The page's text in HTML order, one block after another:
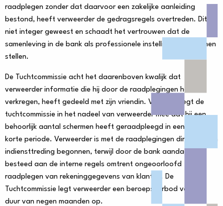
raadplegen zonder dat daarvoor een zakelijke aanleiding
bestond, heeft verweerder de gedragsregels overtreden. Dit is
niet integer geweest en schaadt het vertrouwen dat de
samenleving in de bank als professionele instelling moet kunnen
stellen.
De Tuchtcommissie acht het daarenboven kwalijk dat
verweerder informatie die hij door de raadplegingen heeft
verkregen, heeft gedeeld met zijn vriendin. Voorts weegt de
tuchtcommissie in het nadeel van verweerder mee dat hij een
behoorlijk aantal schermen heeft geraadpleegd in een relatief
korte periode. Verweerder is met de raadplegingen direct na zijn
indiensttreding begonnen, terwijl door de bank aandacht is
besteed aan de interne regels omtrent ongeoorloofd
raadplegen van rekeninggegevens van klanten. De
Tuchtcommissie legt verweerder een beroepsverbod voor de
duur van negen maanden op.